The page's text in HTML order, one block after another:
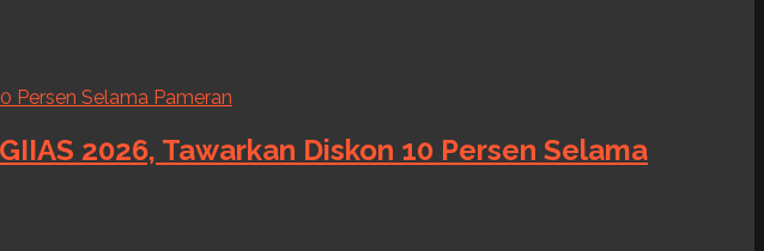
2026, Tawarkan Diskon 10 Persen Selama